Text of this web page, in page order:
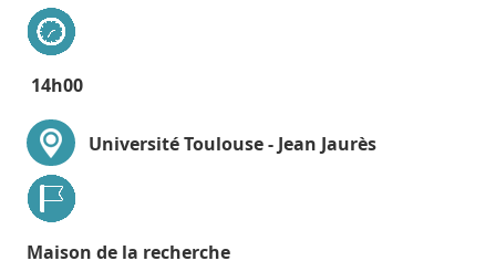
14h00
Université Toulouse - Jean Jaurès
Maison de la recherche